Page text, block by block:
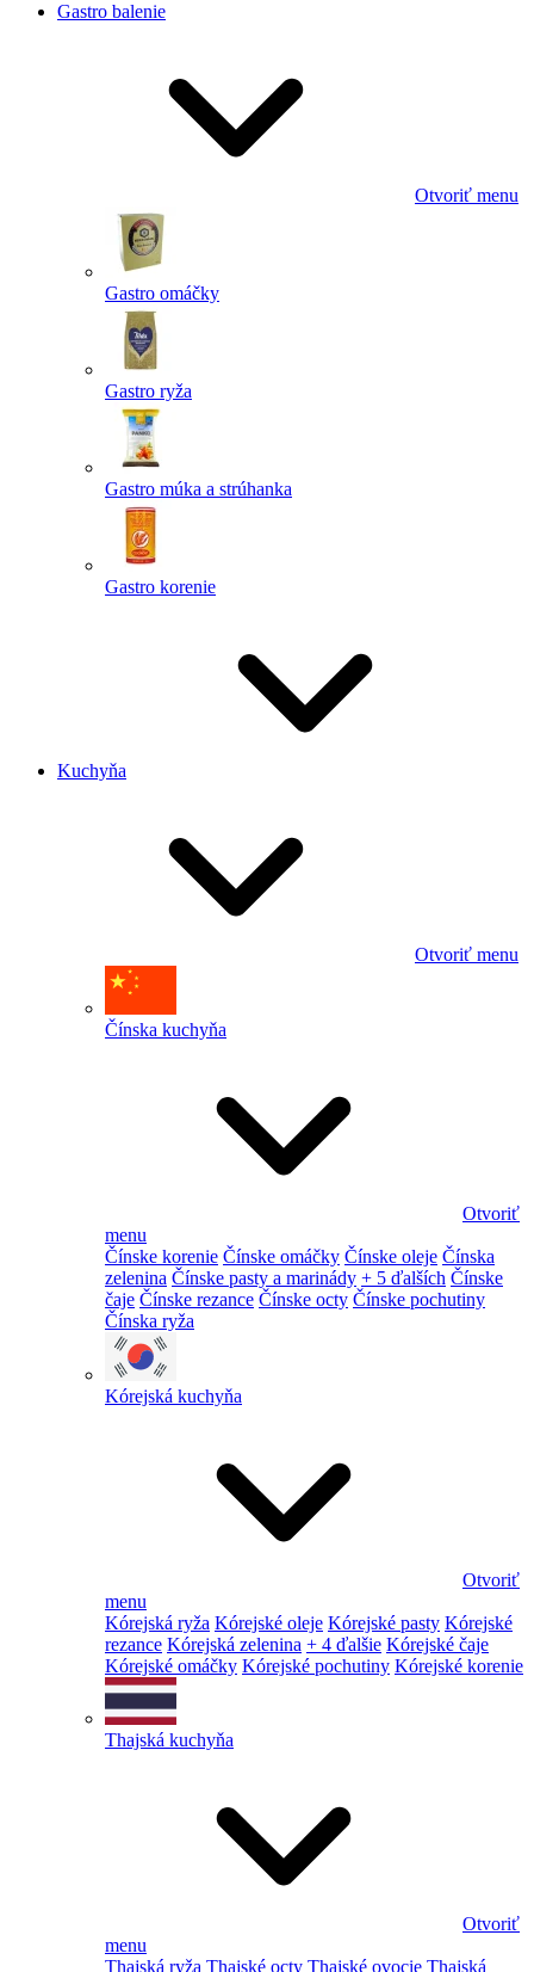
Gastro balenie
Otvoriť menu
Gastro omáčky
Gastro ryža
Gastro múka a strúhanka
Gastro korenie
Kuchyňa
Otvoriť menu
Čínska kuchyňa
Otvoriť
menu
Čínske korenie Čínske omáčky Čínske oleje Čínska
zelenina Čínske pasty a marinády + 5 ďalších Čínske
čaje Čínske rezance Čínske octy Čínske pochutiny
Čínska ryža
Kórejská kuchyňa
Otvoriť
menu
Kórejská ryža Kórejské oleje Kórejské pasty Kórejské
rezance Kórejská zelenina + 4 ďalšie Kórejské čaje
Kórejské omáčky Kórejské pochutiny Kórejské korenie
Thajská kuchyňa
Otvoriť
menu
Thajská ryža Thajské octy Thajské ovocie Thajská